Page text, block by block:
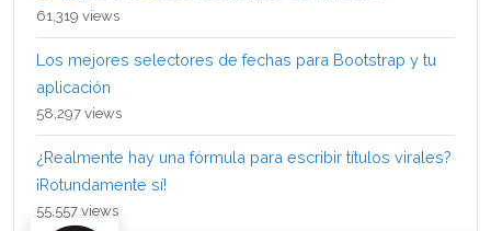
61,319 views
Los mejores selectores de fechas para Bootstrap y tu
aplicación
58,297 views
¿Realmente hay una fórmula para escribir títulos virales?
¡Rotundamente sí!
55,557 views